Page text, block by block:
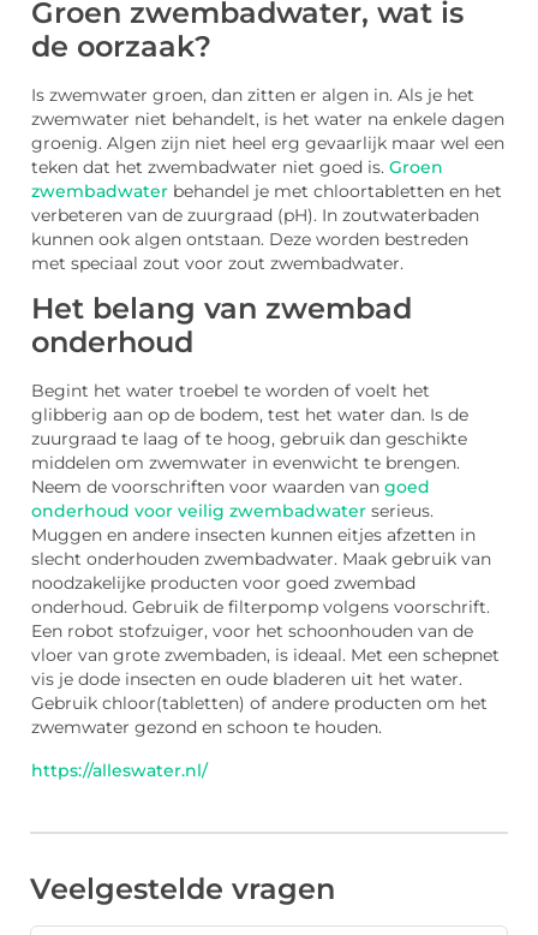
Groen zwembadwater, wat is
de oorzaak?
Is zwemwater groen, dan zitten er algen in. Als je het
zwemwater niet behandelt, is het water na enkele dagen
groenig. Algen zijn niet heel erg gevaarlijk maar wel een
teken dat het zwembadwater niet goed is. Groen
zwembadwater behandel je met chloortabletten en het
verbeteren van de zuurgraad (pH). In zoutwaterbaden
kunnen ook algen ontstaan. Deze worden bestreden
met speciaal zout voor zout zwembadwater.
Het belang van zwembad
onderhoud
Begint het water troebel te worden of voelt het
glibberig aan op de bodem, test het water dan. Is de
zuurgraad te laag of te hoog, gebruik dan geschikte
middelen om zwemwater in evenwicht te brengen.
Neem de voorschriften voor waarden van goed
onderhoud voor veilig zwembadwater serieus.
Muggen en andere insecten kunnen eitjes afzetten in
slecht onderhouden zwembadwater. Maak gebruik van
noodzakelijke producten voor goed zwembad
onderhoud. Gebruik de filterpomp volgens voorschrift.
Een robot stofzuiger, voor het schoonhouden van de
vloer van grote zwembaden, is ideaal. Met een schepnet
vis je dode insecten en oude bladeren uit het water.
Gebruik chloor(tabletten) of andere producten om het
zwemwater gezond en schoon te houden.
https://alleswater.nl/
Veelgestelde vragen